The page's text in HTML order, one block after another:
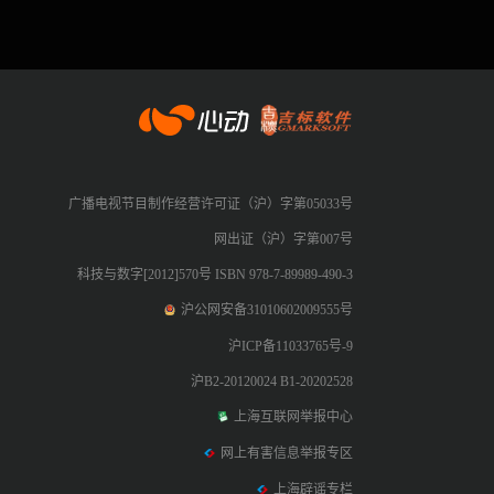
广播电视节目制作经营许可证（沪）字第05033号
网出证（沪）字第007号
科技与数字[2012]570号 ISBN 978-7-89989-490-3
沪公网安备31010602009555号
沪ICP备11033765号-9
沪B2-20120024 B1-20202528
上海互联网举报中心
网上有害信息举报专区
上海辟谣专栏
心动网络